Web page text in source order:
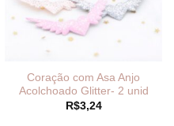
Coração com Asa Anjo
Acolchoado Glitter- 2 unid
R$3,24